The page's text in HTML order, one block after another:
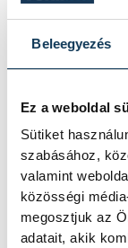
Beleegyezés
Ez a weboldal
Sütiket
szabásához,
valamint
közösségi
megosztjuk az
adatait, akik